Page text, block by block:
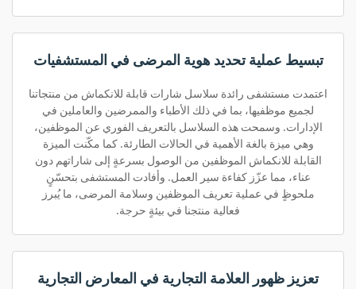
تبسيط عملية تحديد هوية المرضى في المستشفيات
اعتمدت مستشفى رائدة سلاسل شارات قابلة للانكماش من منتجاتنا
لجميع موظفيها، بما في ذلك الأطباء والممرضين والعاملين في
الإدارات. وسمحت هذه السلاسل بالتعريف الفوري عن الموظفين،
وهي ميزة بالغة الأهمية في الحالات الطارئة. كما مكّنت الميزة
القابلة للانكماش الموظفين من الوصول بسرعةٍ إلى شاراتهم دون
عناء، مما عزّز كفاءة سير العمل. وأفادت المستشفى بتحسّنٍ
ملحوظٍ في عملية تعريف الموظفين وسلامة المرضى، ما يُبرز
فعالية منتجنا في بيئةٍ حرجة.
تعزيز ظهور العلامة التجارية في المعارض التجارية